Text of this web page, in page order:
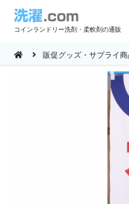
コインランドリー洗剤・柔軟剤の通販
販促グッズ・サプライ